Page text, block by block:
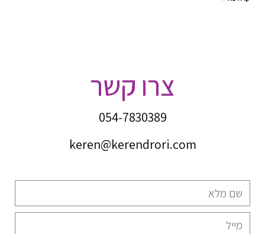
צרו קשר
054-7830389
keren@kerendrori.com